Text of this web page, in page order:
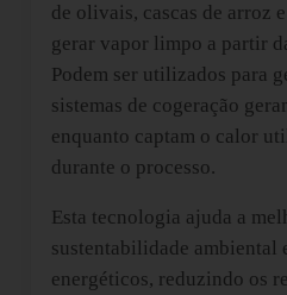
de olivais, cascas de arroz
gerar vapor limpo a partir
Podem ser utilizados para
sistemas de cogeração
enquanto captam o calor
durante o processo.
Esta tecnologia ajuda a
sustentabilidade ambiental
energéticos, reduzindo os